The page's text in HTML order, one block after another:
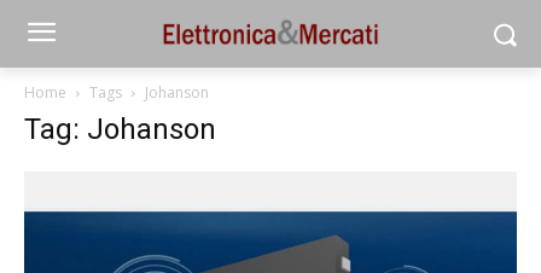
Home Tags Johanson
Tag: Johanson